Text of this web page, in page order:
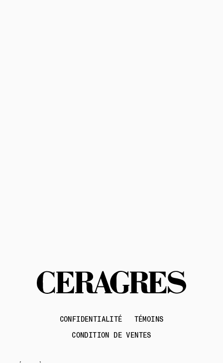
CONFIDENTIALITÉ
TÉMOINS
CONDITION DE VENTES